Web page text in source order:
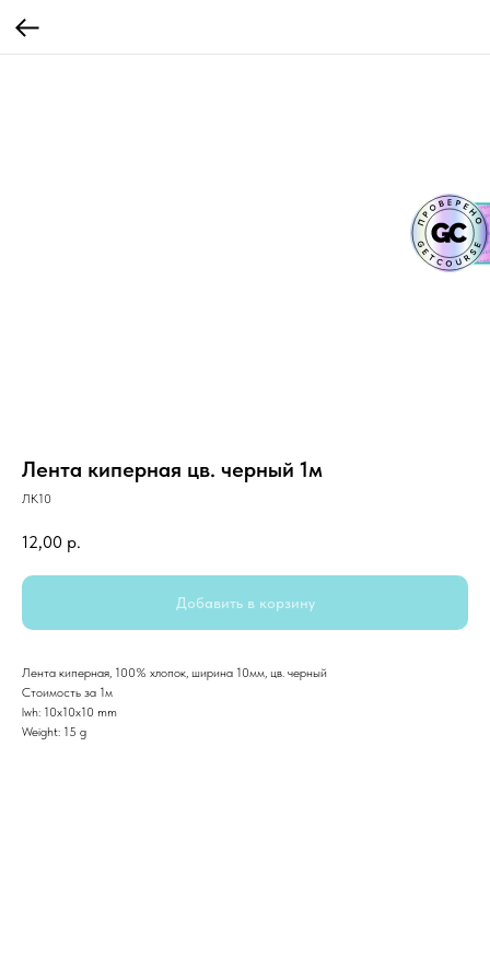
Лента киперная цв. черный 1м
ЛК10
12,00 р.
Добавить в корзину
Лента киперная, 100% хлопок, ширина 10мм, цв. черный
Стоимость за 1м
lwh: 10x10x10 mm
Weight: 15 g